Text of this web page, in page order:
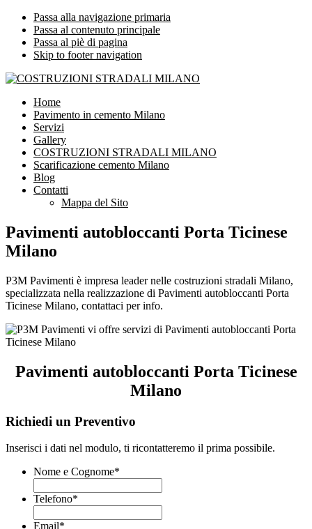
Passa alla navigazione primaria
Passa al contenuto principale
Passa al piè di pagina
Skip to footer navigation
COSTRUZIONI STRADALI MILANO
Impresa leader nelle costruzioni stradali Milano
Home
Pavimento in cemento Milano
Servizi
Gallery
COSTRUZIONI STRADALI MILANO
Scarificazione cemento Milano
Blog
Contatti
Mappa del Sito
Pavimenti autobloccanti Porta Ticinese
Milano
P3M Pavimenti è impresa leader nelle costruzioni stradali Milano,
specializzata nella realizzazione di Pavimenti autobloccanti Porta
Ticinese Milano, contattaci per info.
Pavimenti autobloccanti Porta Ticinese
Milano
Richiedi un Preventivo
Inserisci i dati nel modulo, ti ricontatteremo il prima possibile.
Nome e Cognome*
Telefono*
Email*